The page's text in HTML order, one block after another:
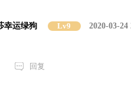
幸运绿狗 Lv9
2020-03-24
回复